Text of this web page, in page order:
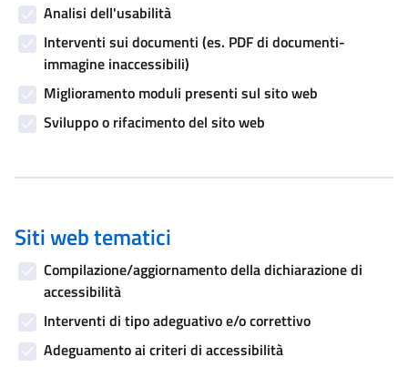
Analisi dell'usabilità
Interventi sui documenti (es. PDF di documenti-
immagine inaccessibili)
Miglioramento moduli presenti sul sito web
Sviluppo o rifacimento del sito web
Siti web tematici
Compilazione/aggiornamento della dichiarazione di
accessibilità
Interventi di tipo adeguativo e/o correttivo
Adeguamento ai criteri di accessibilità